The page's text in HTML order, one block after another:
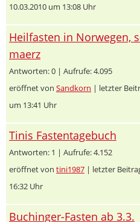
10.03.2010 um 13:08 Uhr
Heilfasten in Norwegen,
maerz
Antworten: 0 | Aufrufe: 4.095
eröffnet von Sandkorn | letzter
um 13:41 Uhr
Tinis Fastentagebuch
Antworten: 1 | Aufrufe: 4.152
eröffnet von tini1987 | letzter
16:32 Uhr
Buchinger-Fasten ab 3.3.